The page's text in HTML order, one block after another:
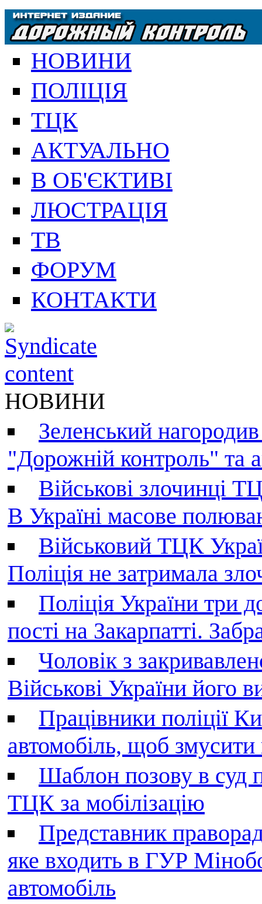
НОВИНИ
ПОЛІЦІЯ
ТЦК
АКТУАЛЬНО
В ОБ'ЄКТИВІ
ЛЮСТРАЦІЯ
ТВ
ФОРУМ
КОНТАКТИ
НОВИНИ
Зеленський
"Дорожній контроль" та
Військові злочинці
В Україні масове
Військовий ТЦК
Поліція не затримала
Поліція України три
пості на Закарпатті.
Чоловік з
Військові України його
Працівники поліції
автомобіль, щоб
Шаблон позову в суд
ТЦК за мобілізацію
Представник
яке входить в ГУР
автомобіль